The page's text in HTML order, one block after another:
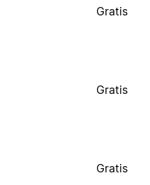
Gratis
Gratis
Gratis